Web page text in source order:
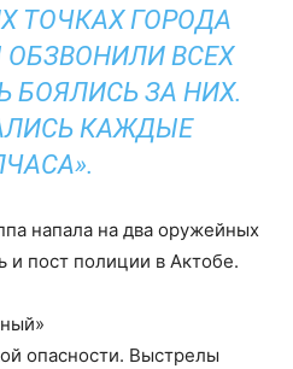
ТОЧКАХ ГОРОДА
ВСЕХ
БОЯЛИСЬ ЗА НИХ.
КАЖДЫЕ
напала на два оружейных
и пост полиции в Актобе.
опасности. Выстрелы